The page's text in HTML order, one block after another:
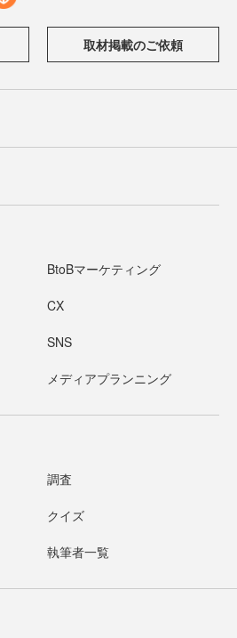
取材掲載のご依頼
BtoBマーケティング
CX
SNS
メディアプランニング
調査
クイズ
執筆者一覧